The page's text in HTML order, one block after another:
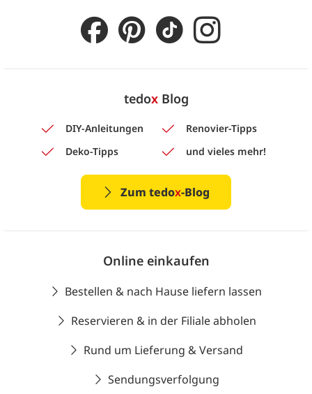
tedoxBlog
DIY-Anleitungen
Renovier-Tipps
Deko-Tipps
und vieles mehr!
Zum tedox-Blog
Online einkaufen
Bestellen & nach Hause liefern lassen
Reservieren & in der Filiale abholen
Rund um Lieferung & Versand
Sendungsverfolgung